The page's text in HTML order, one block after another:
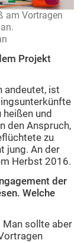
am Vortragen
Projekt
andeutet, ist
und
den Anspruch,
zu
jung. An der
Herbst 2016.
der
Welche
Man sollte aber